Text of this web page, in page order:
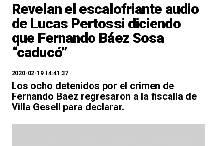
Revelan el escalofriante audio
de Lucas Pertossi diciendo
que Fernando Báez Sosa
“caducó”
2020-02-19 14:41:37
Los ocho detenidos por el crimen de
Fernando Baez regresaron a la fiscalía de
Villa Gesell para declarar.